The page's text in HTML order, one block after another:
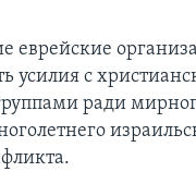
ПУТЕШЕСТВИЕ
еврейские
усилия с
ради